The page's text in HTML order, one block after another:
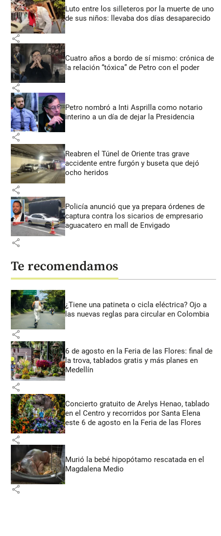
Luto entre los silleteros por la muerte de uno
de sus niños: llevaba dos días desaparecido
share
Cuatro años a bordo de sí mismo: crónica de
la relación “tóxica” de Petro con el poder
share
Petro nombró a Inti Asprilla como notario
interino a un día de dejar la Presidencia
share
Reabren el Túnel de Oriente tras grave
accidente entre furgón y buseta que dejó
ocho heridos
share
Policía anunció que ya prepara órdenes de
captura contra los sicarios de empresario
aguacatero en mall de Envigado
share
Te recomendamos
¿Tiene una patineta o cicla eléctrica? Ojo a
las nuevas reglas para circular en Colombia
share
6 de agosto en la Feria de las Flores: final de
la trova, tablados gratis y más planes en
Medellín
share
Concierto gratuito de Arelys Henao, tablado
en el Centro y recorridos por Santa Elena
este 6 de agosto en la Feria de las Flores
share
Murió la bebé hipopótamo rescatada en el
Magdalena Medio
share